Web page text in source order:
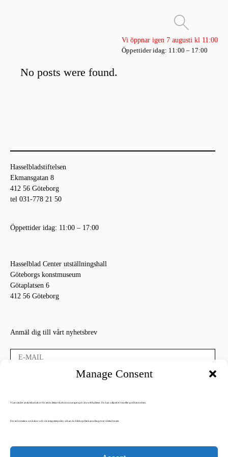
Manage Consent
Vi använder analytiska kakor för att du lättare ska kunna navigera på våra webbplatser. Du kan välja att avvisa eller godkänna dem.
För information om kakor och vår integritetspolicy så kan du klicka på länkarna längst ner i detta fönster.
Vi öppnar igen 7 augusti kl 11:00
Öppettider idag: 11:00 – 17:00
No posts were found.
Hasselbladstiftelsen
Ekmansgatan 8
412 56 Göteborg
tel 031-778 21 50
Öppettider idag: 11:00 – 17:00
Hasselblad Center utställningshall
Göteborgs konstmuseum
Götaplatsen 6
412 56 Göteborg
Anmäl dig till vårt nyhetsbrev
Press login
Integritetspolicy